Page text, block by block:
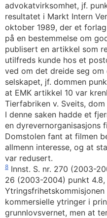
advokatvirksomhet, jf.
resultatet i Markt Intern
oktober 1989, der et
på en bestemmelse om
publisert en artikkel som
utilfreds kunde hos et
ved om det dreide seg
selskapet, jf. dommen
at EMK artikkel 10 var
Tierfabriken v. Sveits,
I denne saken hadde et
en dyrevernorganisasjons
Domstolen fant at filmen
allmenn interesse, og at
var redusert.
8 Innst. S. nr. 270 (2003-
26 (2003-2004) punkt 4.8,
kommersielle ytringer i
grunnlovsvernet, men at